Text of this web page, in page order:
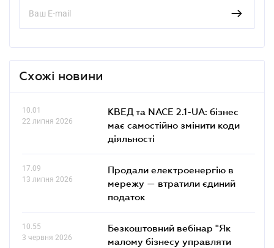
Схожі новини
10.01
22 липня 2026
КВЕД та NACE 2.1-UA: бізнес
має самостійно змінити коди
діяльності
17.09
13 липня 2026
Продали електроенергію в
мережу — втратили єдиний
податок
10.55
3 червня 2026
Безкоштовний вебінар "Як
малому бізнесу управляти